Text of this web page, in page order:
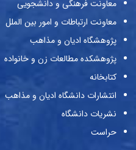
معاونت فرهنگی و دانشجویی
معاونت ارتباطات و امور بین الملل
پژوهشگاه ادیان و مذاهب
پژوهشکده مطالعات زن و خانواده
کتابخانه
انتشارات دانشگاه ادیان و مذاهب
نشریات دانشگاه
حراست